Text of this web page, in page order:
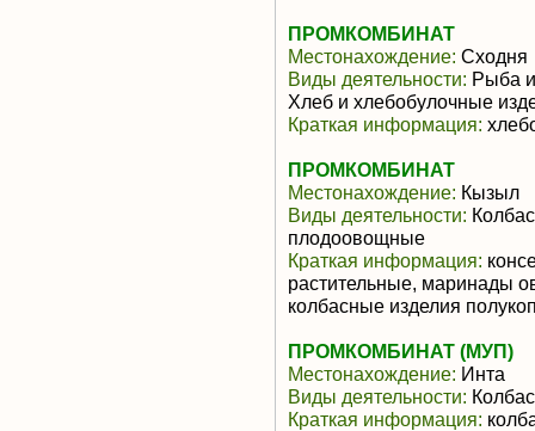
ПРОМКОМБИНАТ
Местонахождение: Сходня
Виды деятельности: Рыба
Хлеб и хлебобулочные
Краткая информация:
ПРОМКОМБИНАТ
Местонахождение: Кызыл
Виды деятельности:
плодоовощные
Краткая информация:
растительные, маринады
колбасные изделия
ПРОМКОМБИНАТ (МУП)
Местонахождение: Инта
Виды деятельности:
Краткая информация: